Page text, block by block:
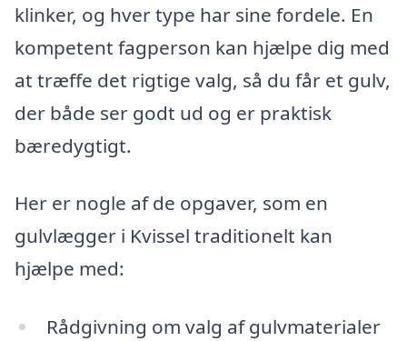
klinker, og hver type har sine fordele. En
kompetent fagperson kan hjælpe dig med
at træffe det rigtige valg, så du får et gulv,
der både ser godt ud og er praktisk
bæredygtigt.
Her er nogle af de opgaver, som en
gulvlægger i Kvissel traditionelt kan
hjælpe med:
Rådgivning om valg af gulvmaterialer